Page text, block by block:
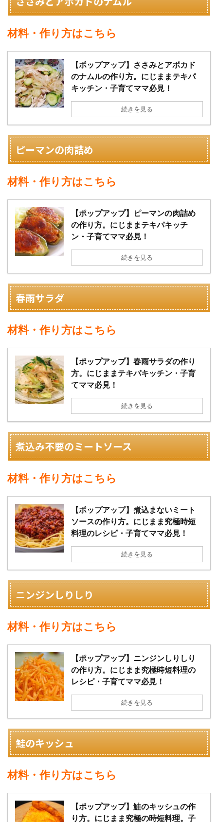
材料・作り方はこちら
【ポップアップ】ささみとアボカド
のナムルの作り方。にじままテキパ
キッチン・子育てママ必見！
続きを見る
ピーマンの肉詰め
材料・作り方はこちら
【ポップアップ】ピーマンの肉詰め
の作り方。にじままテキパキッチ
ン・子育てママ必見！
続きを見る
春雨サラダ
材料・作り方はこちら
【ポップアップ】春雨サラダの作り
方。にじままテキパキッチン・子育
てママ必見！
続きを見る
煮込み不要のミートソース
材料・作り方はこちら
【ポップアップ】煮込まないミート
ソースの作り方。にじまま究極時短
料理のレシピ・子育てママ必見！
続きを見る
ニンジンしりしり
材料・作り方はこちら
【ポップアップ】ニンジンしりしり
の作り方。にじまま究極時短料理の
レシピ・子育てママ必見！
続きを見る
鮭のキッシュ
材料・作り方はこちら
【ポップアップ】鮭のキッシュの作
り方。にじまま究極の時短料理。子